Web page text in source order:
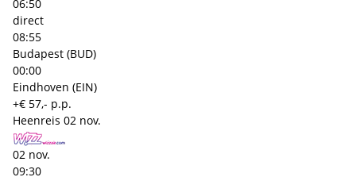
06:50
direct
08:55
Budapest (BUD)
00:00
Eindhoven (EIN)
+€ 57,- p.p.
Heenreis 02 nov.
02 nov.
09:30